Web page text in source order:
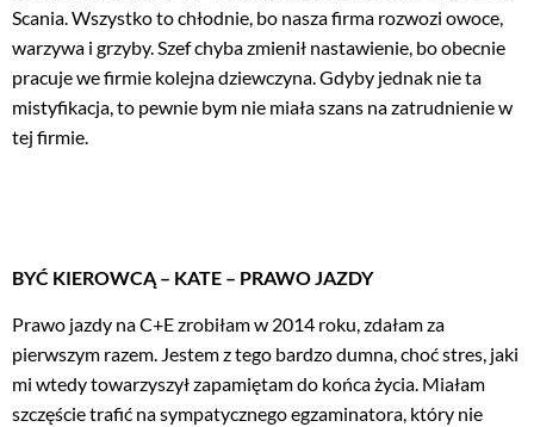
Scania. Wszystko to chłodnie, bo nasza firma rozwozi owoce,
warzywa i grzyby. Szef chyba zmienił nastawienie, bo obecnie
pracuje we firmie kolejna dziewczyna. Gdyby jednak nie ta
mistyfikacja, to pewnie bym nie miała szans na zatrudnienie w
tej firmie.
BYĆ KIEROWCĄ – KATE – PRAWO JAZDY
Prawo jazdy na C+E zrobiłam w 2014 roku, zdałam za
pierwszym razem. Jestem z tego bardzo dumna, choć stres, jaki
mi wtedy towarzyszył zapamiętam do końca życia. Miałam
szczęście trafić na sympatycznego egzaminatora, który nie